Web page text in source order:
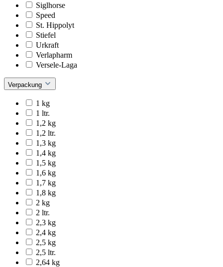
Siglhorse
Speed
St. Hippolyt
Stiefel
Urkraft
Verlapharm
Versele-Laga
Verpackung
1 kg
1 ltr.
1,2 kg
1,2 ltr.
1,3 kg
1,4 kg
1,5 kg
1,6 kg
1,7 kg
1,8 kg
2 kg
2 ltr.
2,3 kg
2,4 kg
2,5 kg
2,5 ltr.
2,64 kg